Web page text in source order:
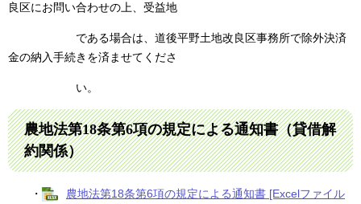
良区にお問い合わせの上、受益地
である場合は、道後平野土地改良区事務所で除外決済
金の納入手続きを済ませてくださ
い。
農地法第18条第6項の規定による通知書（貸借解
約関係）
・
農地法第18条第6項の規定による通知書 [Excelファイル